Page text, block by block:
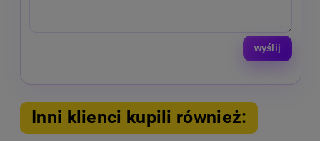
wyślij
Inni klienci kupili również: